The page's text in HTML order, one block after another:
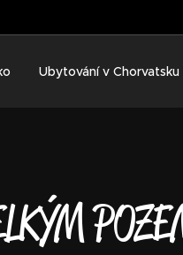
Ubytování v Chorvatsku